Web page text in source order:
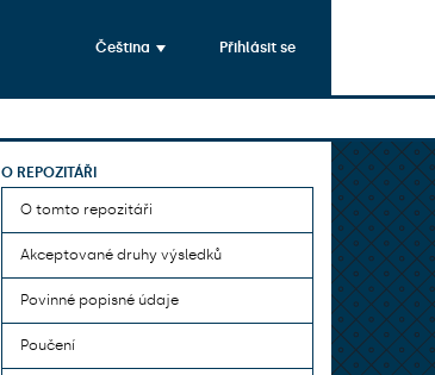
Čeština Přihlásit se
O REPOZITÁŘI
O tomto repozitáři
Akceptované druhy výsledků
Povinné popisné údaje
Poučení